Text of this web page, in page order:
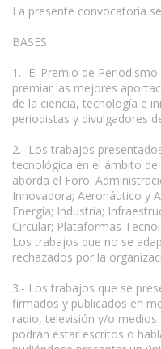
La presente convocatoria
BASES
1.- El Premio de
premiar las mejores
de la ciencia, tecnología e
periodistas y divulgadores
2.- Los trabajos
tecnológica en el ámbito
aborda el Foro:
Innovadora; Aeronáutico y
Energía; Industria;
Circular; Plataformas
Los trabajos que no se
rechazados por la
3.- Los trabajos que se
firmados y publicados en
radio, televisión y/o
podrán estar escritos o